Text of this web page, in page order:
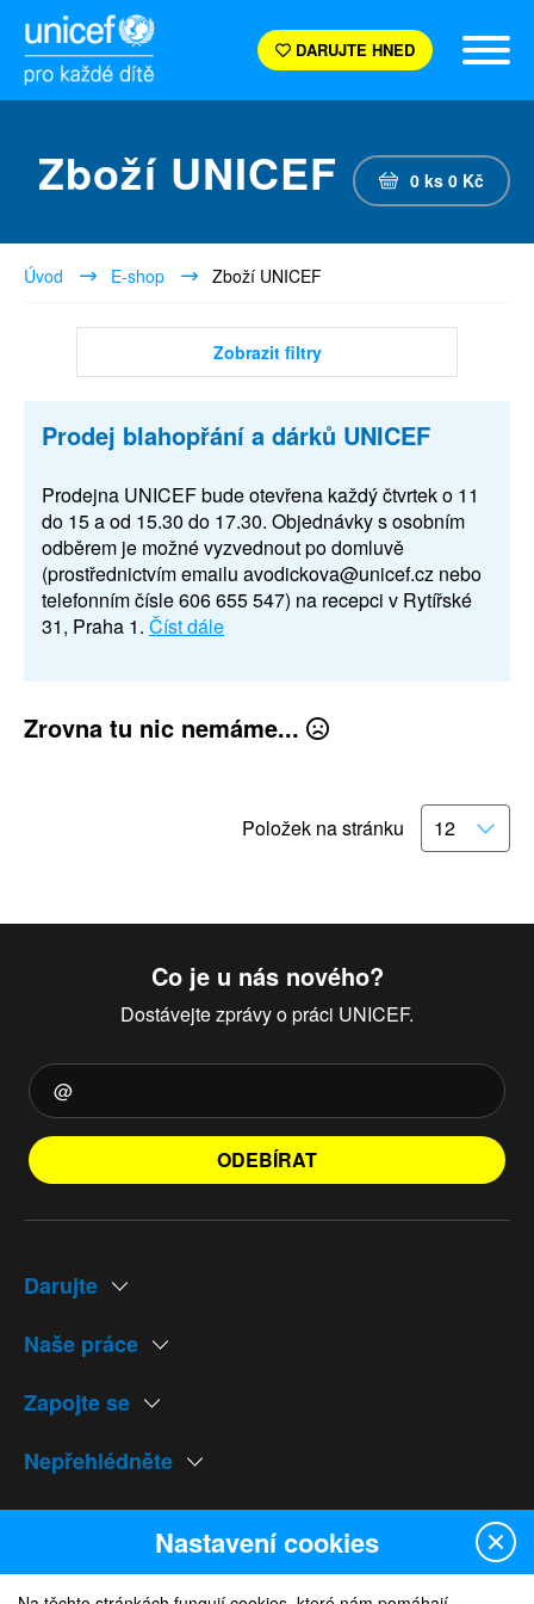
DARUJTE HNED
Zboží UNICEF 0 ks 0 Kč
Úvod E-shop Zboží UNICEF
Zobrazit filtry
Prodej blahopřání a dárků UNICEF
Prodejna UNICEF bude otevřena každý čtvrtek o 11
do 15 a od 15.30 do 17.30. Objednávky s osobním
odběrem je možné vyzvednout po domluvě
(prostřednictvím emailu avodickova@unicef.cz nebo
telefonním čísle 606 655 547) na recepci v Rytířské
31, Praha 1. Číst dále
Zrovna tu nic nemáme...
Položek na stránku
Co je u nás nového?
Dostávejte zprávy o práci UNICEF.
ODEBÍRAT
Darujte
Naše práce
Zapojte se
Nepřehlédněte
Naše weby
Nastavení cookies